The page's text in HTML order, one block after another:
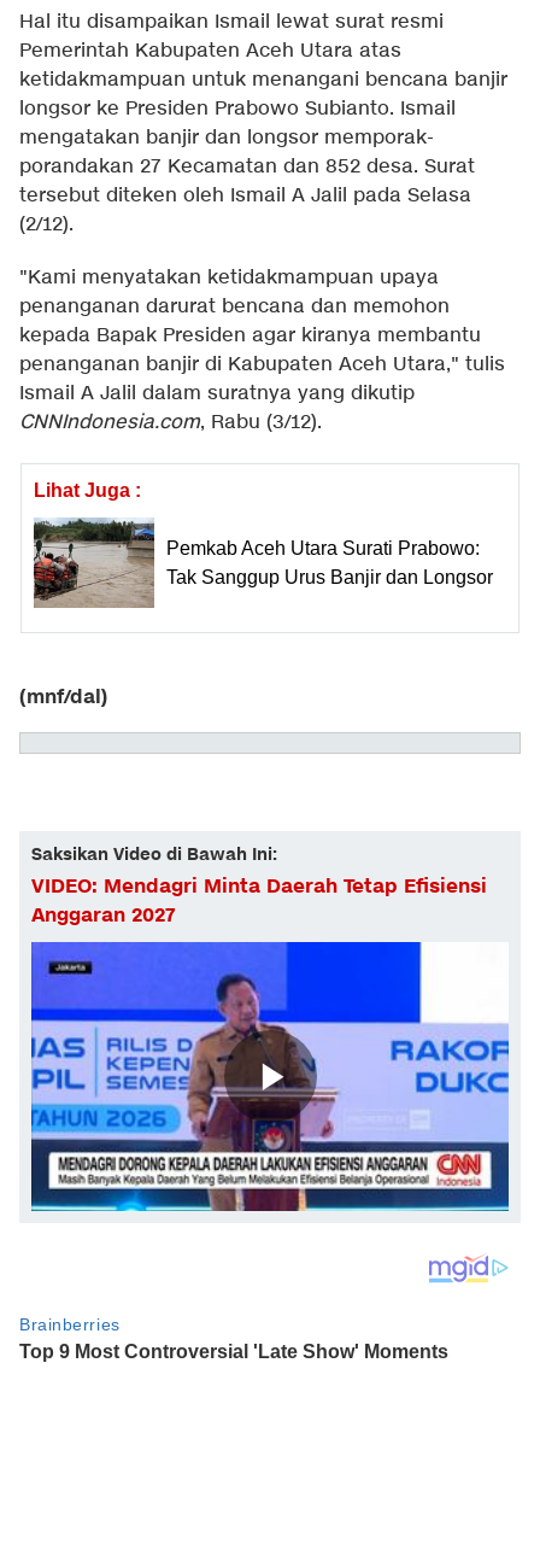
Hal itu disampaikan Ismail lewat surat resmi
Pemerintah Kabupaten Aceh Utara atas
ketidakmampuan untuk menangani bencana banjir
longsor ke Presiden Prabowo Subianto. Ismail
mengatakan banjir dan longsor memporak-
porandakan 27 Kecamatan dan 852 desa. Surat
tersebut diteken oleh Ismail A Jalil pada Selasa
(2/12).
"Kami menyatakan ketidakmampuan upaya
penanganan darurat bencana dan memohon
kepada Bapak Presiden agar kiranya membantu
penanganan banjir di Kabupaten Aceh Utara," tulis
Ismail A Jalil dalam suratnya yang dikutip
CNNIndonesia.com, Rabu (3/12).
Lihat Juga :
Pemkab Aceh Utara Surati Prabowo:
Tak Sanggup Urus Banjir dan Longsor
(mnf/dal)
Saksikan Video di Bawah Ini:
VIDEO: Mendagri Minta Daerah Tetap Efisiensi
Anggaran 2027